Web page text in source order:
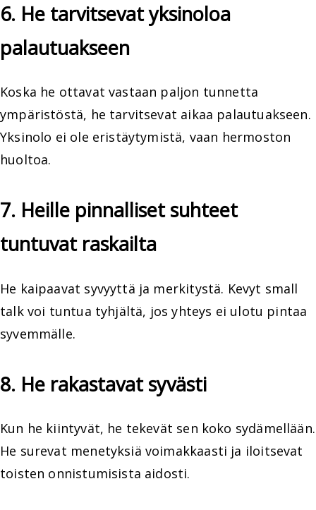
6. He tarvitsevat yksinoloa
palautuakseen
Koska he ottavat vastaan paljon tunnetta
ympäristöstä, he tarvitsevat aikaa palautuakseen.
Yksinolo ei ole eristäytymistä, vaan hermoston
huoltoa.
7. Heille pinnalliset suhteet
tuntuvat raskailta
He kaipaavat syvyyttä ja merkitystä. Kevyt small
talk voi tuntua tyhjältä, jos yhteys ei ulotu pintaa
syvemmälle.
8. He rakastavat syvästi
Kun he kiintyvät, he tekevät sen koko sydämellään.
He surevat menetyksiä voimakkaasti ja iloitsevat
toisten onnistumisista aidosti.